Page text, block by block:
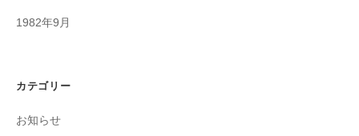
1982年9月
カテゴリー
お知らせ